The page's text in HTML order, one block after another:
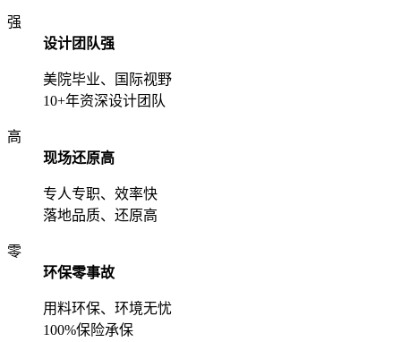
强
设计团队强
美院毕业、国际视野
10+年资深设计团队
高
现场还原高
专人专职、效率快
落地品质、还原高
零
环保零事故
用料环保、环境无忧
100%保险承保